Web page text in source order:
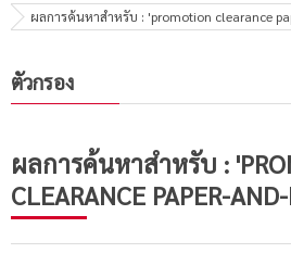
ผลการค้นหาสำหรับ : 'promotion clearance
ผลการค้นหาสำหรับ :
CLEARANCE PAPER-
ตัวกรอง